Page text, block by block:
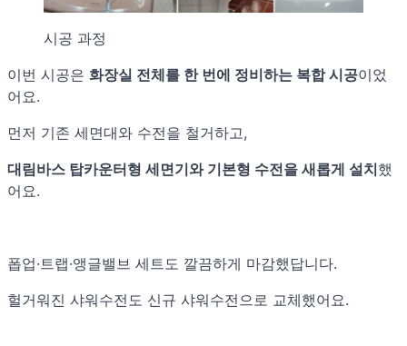
시공 과정
이번 시공은 화장실 전체를 한 번에 정비하는 복합 시공이었
어요.
먼저 기존 세면대와 수전을 철거하고,
대림바스 탑카운터형 세면기와 기본형 수전을 새롭게 설치했
어요.
폽업·트랩·앵글밸브 세트도 깔끔하게 마감했답니다.
헐거워진 샤워수전도 신규 샤워수전으로 교체했어요.